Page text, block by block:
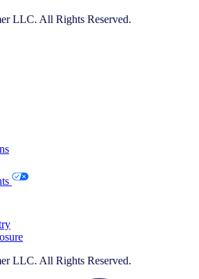
LLC. All Rights Reserved.
LLC. All Rights Reserved.